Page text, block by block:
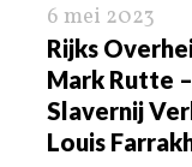
6 mei 2023
Rijks
Mark Rutte
Slavernij
Louis